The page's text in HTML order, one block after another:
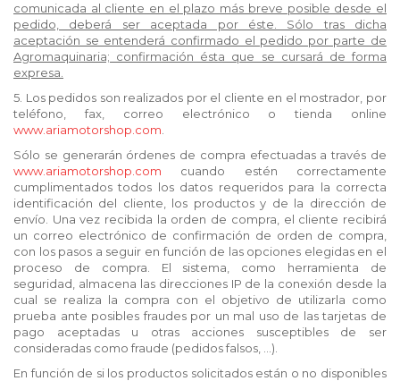
comunicada al cliente en el plazo más breve posible desde el
pedido, deberá ser aceptada por éste. Sólo tras dicha
aceptación se entenderá confirmado el pedido por parte de
Agromaquinaria; confirmación ésta que se cursará de forma
expresa.
5. Los pedidos son realizados por el cliente en el mostrador, por
teléfono, fax, correo electrónico o tienda online
www.ariamotorshop.com
Sólo se generarán órdenes de compra efectuadas a través de
www.ariamotorshop.com cuando estén correctamente
cumplimentados todos los datos requeridos para la correcta
identificación del cliente, los productos y de la dirección de
envío. Una vez recibida la orden de compra, el cliente recibirá
un correo electrónico de confirmación de orden de compra,
con los pasos a seguir en función de las opciones elegidas en el
proceso de compra. El sistema, como herramienta de
seguridad, almacena las direcciones IP de la conexión desde la
cual se realiza la compra con el objetivo de utilizarla como
prueba ante posibles fraudes por un mal uso de las tarjetas de
pago aceptadas u otras acciones susceptibles de ser
consideradas como fraude (pedidos falsos, ...).
En función de si los productos solicitados están o no disponibles